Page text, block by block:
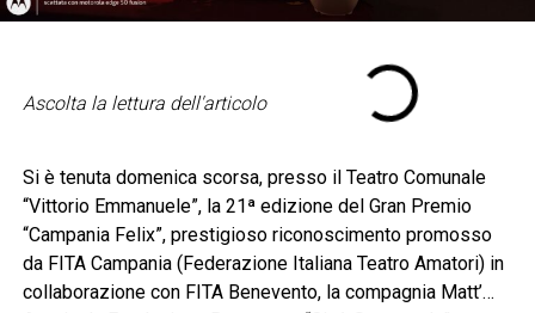
Ascolta la lettura dell'articolo
Si è tenuta domenica scorsa, presso il Teatro Comunale
“Vittorio Emmanuele”, la 21ª edizione del Gran Premio
“Campania Felix”, prestigioso riconoscimento promosso
da FITA Campania (Federazione Italiana Teatro Amatori) in
collaborazione con FITA Benevento, la compagnia Matt’…